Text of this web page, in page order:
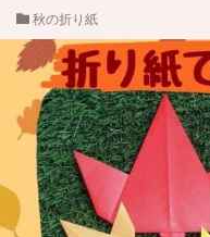
秋の折り紙